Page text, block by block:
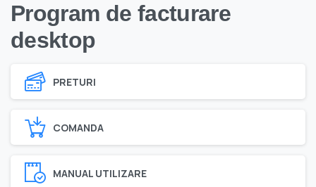
Program de facturare
desktop
PRETURI
COMANDA
MANUAL UTILIZARE